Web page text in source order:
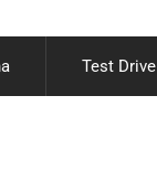
Test Drive